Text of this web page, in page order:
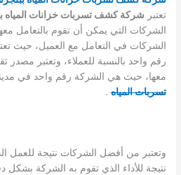
تعتبر شركة كشف تسربات خزانات المياه
الشركات التي يمكن أن تقوم بالتعامل
الشركات في التعامل مع العميل، حيث
رقم واحد بالنسبة للعملاء، وتعتبر
معها، حيث هي الشركة رقم واحد في
تسربات المياه .
وتعتبر من أفضل الشركات نتيجة للعمل
نتيجة للأداء الذي تقوم به الشركة